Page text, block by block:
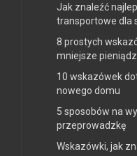
Jak znaleźć
transportowe dla
8 prostych
mniejsze
10 wskazówek
nowego domu
5 sposobów na
przeprowadzkę
Wskazówki, jak